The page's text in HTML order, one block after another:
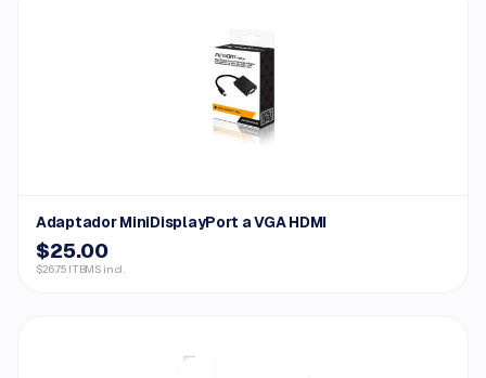
Adaptador MiniDisplayPort a VGA HDMI
$25.00
$26.75 ITBMS incl.